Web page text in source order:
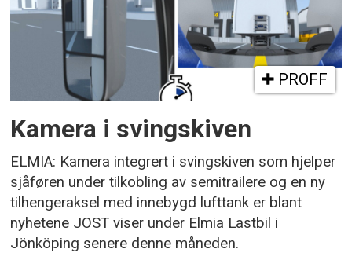
PROFF
Kamera i svingskiven
ELMIA: Kamera integrert i svingskiven som hjelper
sjåføren under tilkobling av semitrailere og en ny
tilhengeraksel med innebygd lufttank er blant
nyhetene JOST viser under Elmia Lastbil i
Jönköping senere denne måneden.